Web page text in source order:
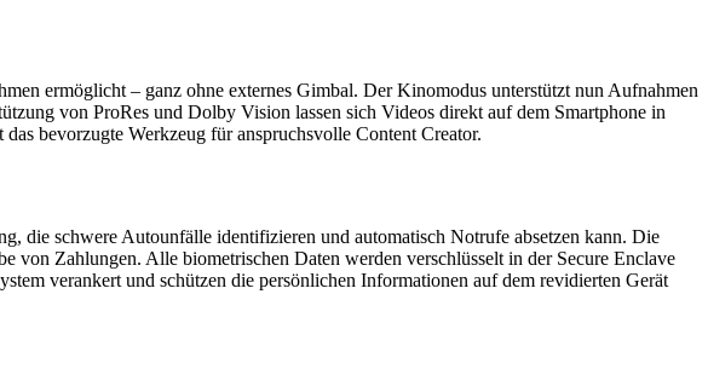
ermöglicht – ganz ohne externes Gimbal. Der Kinomodus unterstützt nun Aufnahmen
von ProRes und Dolby Vision lassen sich Videos direkt auf dem Smartphone in
bevorzugte Werkzeug für anspruchsvolle Content Creator.
die schwere Autounfälle identifizieren und automatisch Notrufe absetzen kann. Die
von Zahlungen. Alle biometrischen Daten werden verschlüsselt in der Secure Enclave
verankert und schützen die persönlichen Informationen auf dem revidierten Gerät